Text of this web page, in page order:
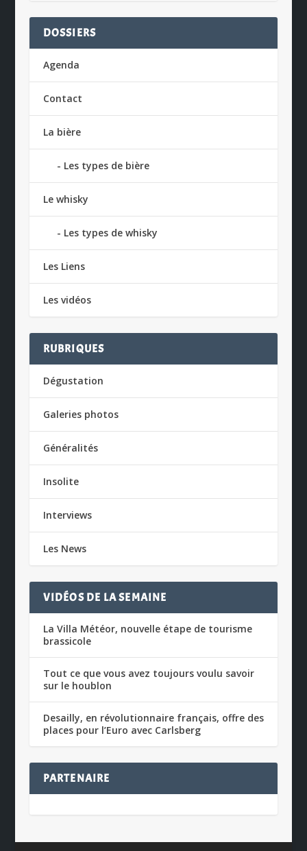
DOSSIERS
Agenda
Contact
La bière
Les types de bière
Le whisky
Les types de whisky
Les Liens
Les vidéos
RUBRIQUES
Dégustation
Galeries photos
Généralités
Insolite
Interviews
Les News
VIDÉOS DE LA SEMAINE
La Villa Météor, nouvelle étape de tourisme
brassicole
Tout ce que vous avez toujours voulu savoir
sur le houblon
Desailly, en révolutionnaire français, offre des
places pour l’Euro avec Carlsberg
PARTENAIRE